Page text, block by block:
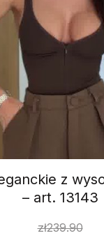
z
– art. 13143
zł239.90